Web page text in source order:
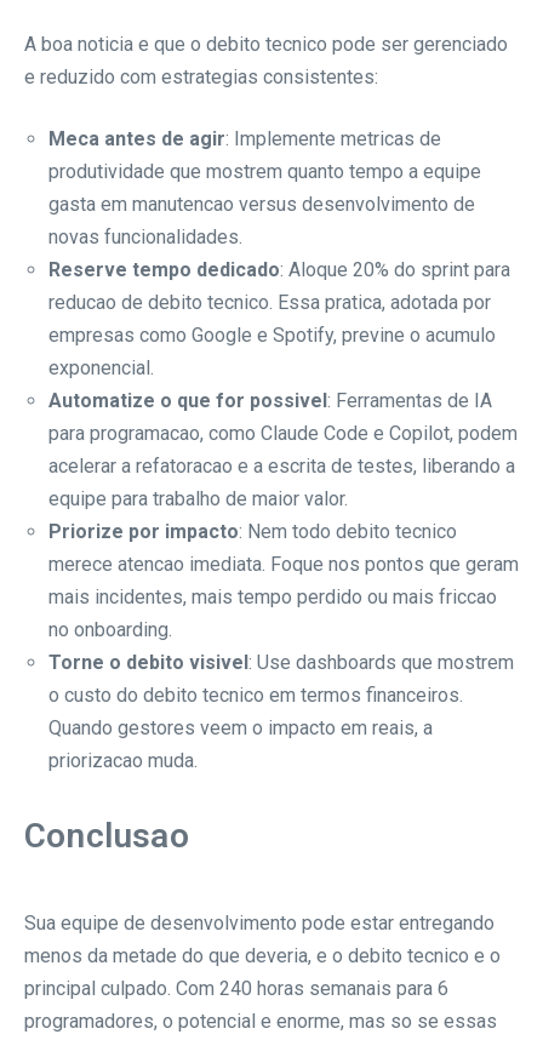
A boa noticia e que o debito tecnico pode ser gerenciado
e reduzido com estrategias consistentes:
Meca antes de agir: Implemente metricas de
produtividade que mostrem quanto tempo a equipe
gasta em manutencao versus desenvolvimento de
novas funcionalidades.
Reserve tempo dedicado: Aloque 20% do sprint para
reducao de debito tecnico. Essa pratica, adotada por
empresas como Google e Spotify, previne o acumulo
exponencial.
Automatize o que for possivel: Ferramentas de IA
para programacao, como Claude Code e Copilot, podem
acelerar a refatoracao e a escrita de testes, liberando a
equipe para trabalho de maior valor.
Priorize por impacto: Nem todo debito tecnico
merece atencao imediata. Foque nos pontos que geram
mais incidentes, mais tempo perdido ou mais friccao
no onboarding.
Torne o debito visivel: Use dashboards que mostrem
o custo do debito tecnico em termos financeiros.
Quando gestores veem o impacto em reais, a
priorizacao muda.
Conclusao
Sua equipe de desenvolvimento pode estar entregando
menos da metade do que deveria, e o debito tecnico e o
principal culpado. Com 240 horas semanais para 6
programadores, o potencial e enorme, mas so se essas